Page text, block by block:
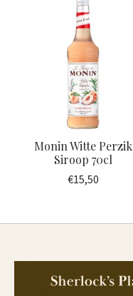
Monin Witte Perzik
Siroop 70cl
€15,50